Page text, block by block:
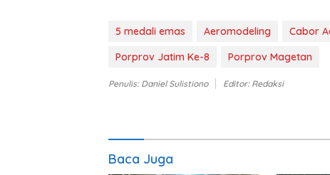
5 medali emas Aeromodeling Cabor
Porprov Jatim Ke-8
Porprov Magetan
Penulis: Daniel Sulistiono Editor: Redaksi
Baca Juga